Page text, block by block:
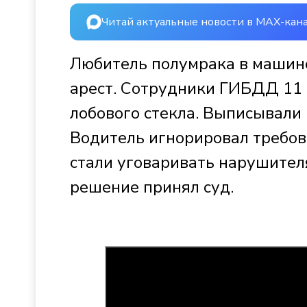
Читай актуальные новости в MAX-
Любитель полумрака в
арест. Сотрудники ГИБДД 11
лобового стекла.
Водитель игнорировал
стали уговаривать
решение принял суд.